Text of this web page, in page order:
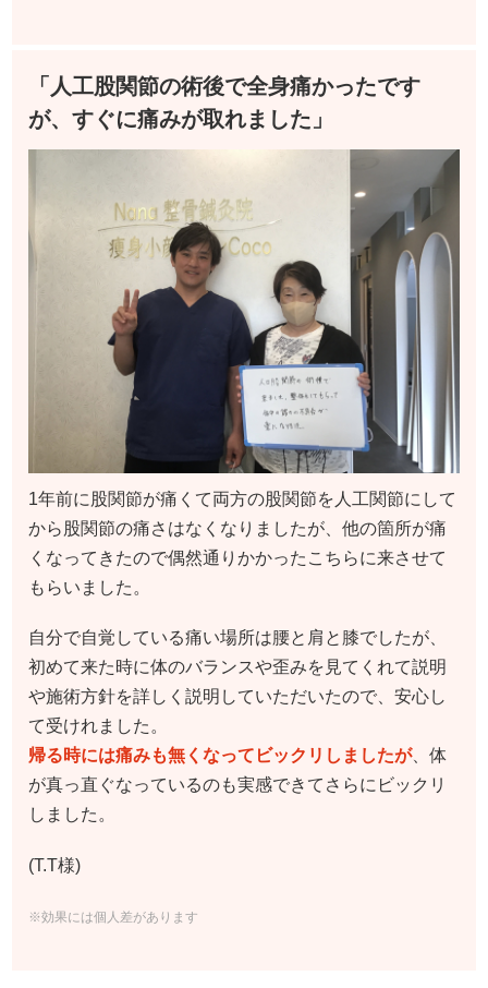
「人工股関節の術後で全身痛かったです
が、すぐに痛みが取れました」
1年前に股関節が痛くて両方の股関節を人工関節にして
から股関節の痛さはなくなりましたが、他の箇所が痛
くなってきたので偶然通りかかったこちらに来させて
もらいました。
自分で自覚している痛い場所は腰と肩と膝でしたが、
初めて来た時に体のバランスや歪みを見てくれて説明
や施術方針を詳しく説明していただいたので、安心し
て受けれました。
帰る時には痛みも無くなってビックリしましたが、体
が真っ直ぐなっているのも実感できてさらにビックリ
しました。
(T.T様)
※効果には個人差があります